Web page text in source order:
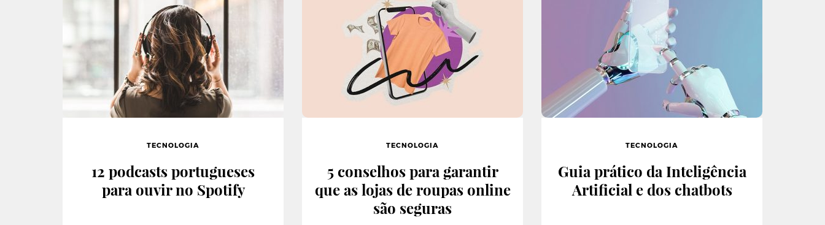
TECNOLOGIA
12 podcasts portugueses
para ouvir no Spotify
TECNOLOGIA
5 conselhos para garantir
que as lojas de roupas online
são seguras
TECNOLOGIA
Guia prático da Inteligência
Artificial e dos chatbots